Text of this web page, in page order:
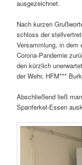
ausgezeichnet.
Nach kurzen
schloss der
Versammlung, in dem
Corona-Pandemie
den kürzlich
der Wehr, HFM***
Abschließend ließ
Spanferkel-Essen